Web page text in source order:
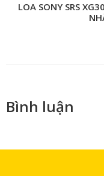
LOA SONY SRS
Bình luận